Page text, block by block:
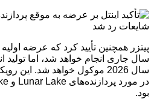
پیتزر همچنین تأیید کرد که عرضه اولیه
سال جاری انجام خواهد شد، اما تولید
سال 2026 موکول خواهد شد.
بود.